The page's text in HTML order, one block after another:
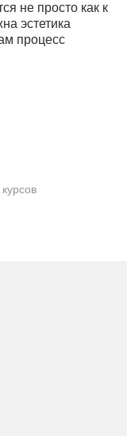
не просто как к
эстетика
процесс